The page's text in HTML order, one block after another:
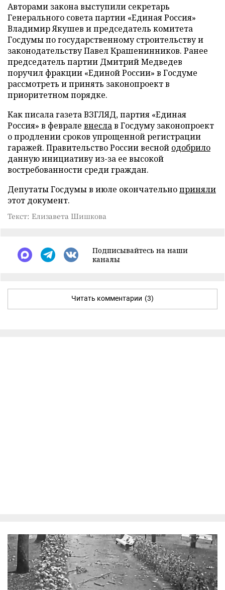
Авторами закона выступили секретарь
Генерального совета партии «Единая Россия»
Владимир Якушев и председатель комитета
Госдумы по государственному строительству и
законодательству Павел Крашенинников. Ранее
председатель партии Дмитрий Медведев
поручил фракции «Единой России» в Госдуме
рассмотреть и принять законопроект в
приоритетном порядке.
Как писала газета ВЗГЛЯД, партия «Единая
Россия» в феврале внеслав Госдуму законопроект
о продлении сроков упрощенной регистрации
гаражей. Правительство России весной одобрило
данную инициативу из-за ее высокой
востребованности среди граждан.
Депутаты Госдумы в июле окончательноприняли
этот документ.
Текст: Елизавета Шишкова
Подписывайтесь на наши
каналы
Читать комментарии (3)